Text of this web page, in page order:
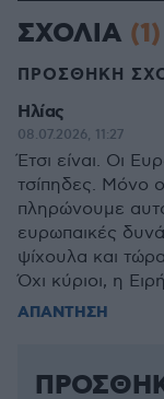
ΣΧΟΛΙΑ (1)
ΠΡΟΣΘΗΚΗ
Ηλίας
08.07.2026, 11:27
Έτσι είναι. Οι
τσίπηδες. Μόνο
πληρώνουμε
ευρωπαικές
ψίχουλα και
Όχι κύριοι, η
ΑΠΑΝΤΗΣΗ